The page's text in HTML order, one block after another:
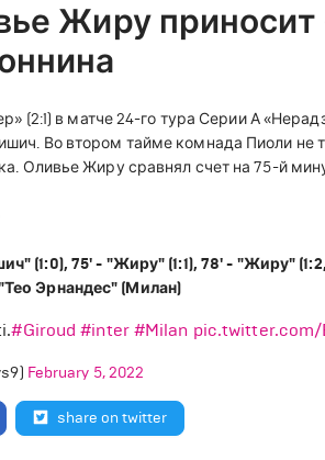
Жиру
(2:1) в матче 24-го тура Серии А
Во втором тайме комнада Пиоли не
Оливье Жиру сравнял счет на 75-й
(1:0), 75' - "Жиру" (1:1), 78' - "Жиру"
Эрнандес" (Милан)
#Giroud #inter #Milan pic.twitter.com/
February 5, 2022
share on twitter